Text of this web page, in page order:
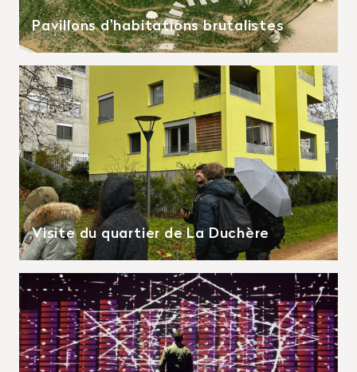
Pavillons d’habitations brutalistes
Visite du quartier de La Duchère